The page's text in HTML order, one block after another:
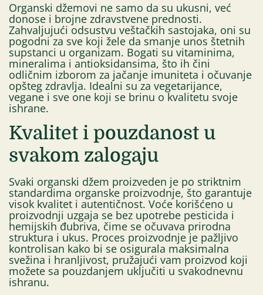
Organski džemovi ne samo da su ukusni, već
donose i brojne zdravstvene prednosti.
Zahvaljujući odsustvu veštačkih sastojaka, oni su
pogodni za sve koji žele da smanje unos štetnih
supstanci u organizam. Bogati su vitaminima,
mineralima i antioksidansima, što ih čini
odličnim izborom za jačanje imuniteta i očuvanje
opšteg zdravlja. Idealni su za vegetarijance,
vegane i sve one koji se brinu o kvalitetu svoje
ishrane.
Kvalitet i pouzdanost u
svakom zalogaju
Svaki organski džem proizveden je po striktnim
standardima organske proizvodnje, što garantuje
visok kvalitet i autentičnost. Voće korišćeno u
proizvodnji uzgaja se bez upotrebe pesticida i
hemijskih đubriva, čime se očuvava prirodna
struktura i ukus. Proces proizvodnje je pažljivo
kontrolisan kako bi se osigurala maksimalna
svežina i hranljivost, pružajući vam proizvod koji
možete sa pouzdanjem uključiti u svakodnevnu
ishranu.